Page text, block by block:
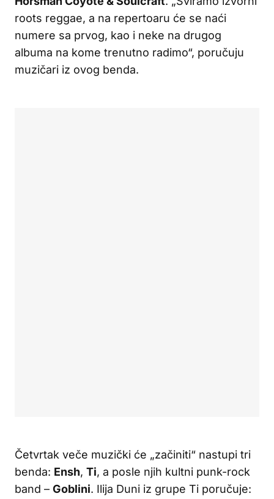
roots reggae, a na repertoaru će se naći
numere sa prvog, kao i neke na drugog
albuma na kome trenutno radimo“, poručuju
muzičari iz ovog benda.
Četvrtak veče muzički će „začiniti“ nastupi tri
benda: Ensh, Ti, a posle njih kultni punk-rock
band – Goblini. Ilija Duni iz grupe Ti poručuje: